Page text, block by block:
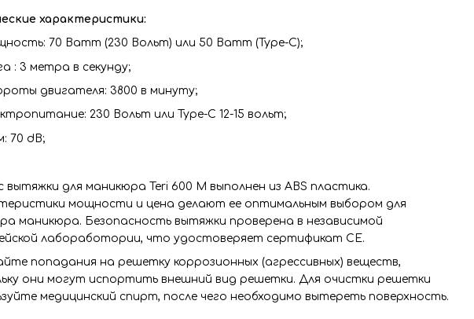
характеристики:
70 Ватт (230 Вольт) или 50 Ватт (Type-C);
: 3 метра в секунду;
двигателя: 3800 в минуту;
230 Вольт или Type-C 12-15 вольт;
70 dB;
вытяжки для маникюра Teri 600 M выполнен из ABS пластика.
мощности и цена делают ее оптимальным выбором для
маникюра. Безопасность вытяжки проверена в независимой
лабоработории, что удостоверяет сертификат СЕ.
попадания на решетку коррозионных (агрессивных) веществ,
они могут испортить внешний вид решетки. Для очистки решетки
медицинский спирт, после чего необходимо вытереть поверхность.